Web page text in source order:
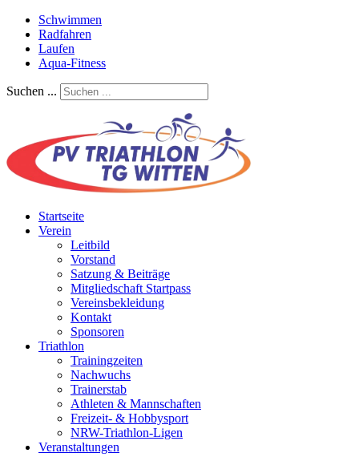
Schwimmen
Radfahren
Laufen
Aqua-Fitness
Suchen ...
Startseite
Verein
Leitbild
Vorstand
Satzung & Beiträge
Mitgliedschaft Startpass
Vereinsbekleidung
Kontakt
Sponsoren
Triathlon
Trainingzeiten
Nachwuchs
Trainerstab
Athleten & Mannschaften
Freizeit- & Hobbysport
NRW-Triathlon-Ligen
Veranstaltungen